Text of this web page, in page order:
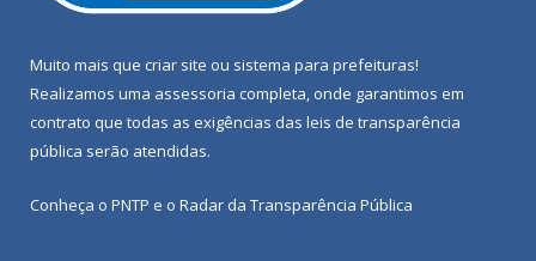
Muito mais que criar site ou sistema para prefeituras!
Realizamos uma assessoria completa, onde garantimos em
contrato que todas as exigências das leis de transparência
pública serão atendidas.
Conheça o PNTP e o Radar da Transparência Pública